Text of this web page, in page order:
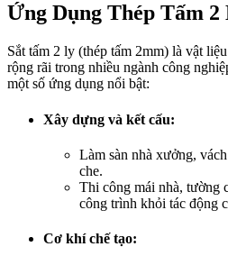
Ứng Dụng Thép Tấm 2
Sắt tấm 2 ly (thép tấm 2mm) là vật
rộng rãi trong nhiều ngành công
một số ứng dụng nổi bật:
Xây dựng và kết cấu:
Làm sàn nhà xưởng,
che.
Thi công mái nhà, tường
công trình khỏi tác động
Cơ khí chế tạo: